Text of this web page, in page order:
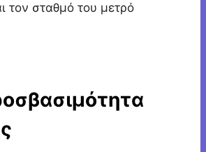
τον σταθμό του μετρό